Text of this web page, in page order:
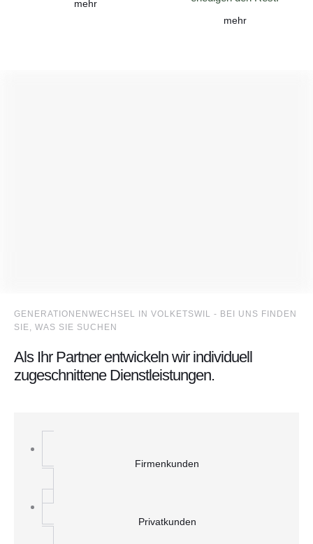
mehr
mehr
GENERATIONENWECHSEL IN VOLKETSWIL - BEI UNS FINDEN
SIE, WAS SIE SUCHEN
Als Ihr Partner entwickeln wir individuell
zugeschnittene Dienstleistungen.
Firmenkunden
Privatkunden